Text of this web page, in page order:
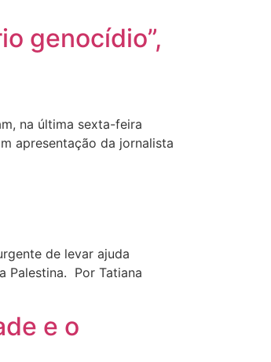
genocídio”,
na última sexta-feira
apresentação da jornalista
de levar ajuda
Palestina. Por Tatiana
e o